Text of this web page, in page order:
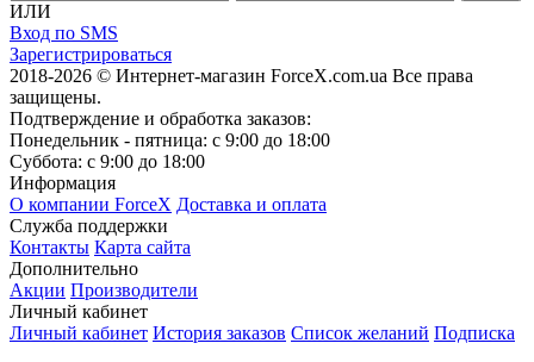
ИЛИ
Вход по SMS
Зарегистрироваться
2018-2026 © Интернет-магазин ForceX.com.ua Все права
защищены.
Подтверждение и обработка заказов:
Понедельник - пятница: с 9:00 до 18:00
Суббота: с 9:00 до 18:00
Информация
О компании ForceX Доставка и оплата
Служба поддержки
Контакты Карта сайта
Дополнительно
Акции Производители
Личный кабинет
Личный кабинет История заказов Список желаний Подписка